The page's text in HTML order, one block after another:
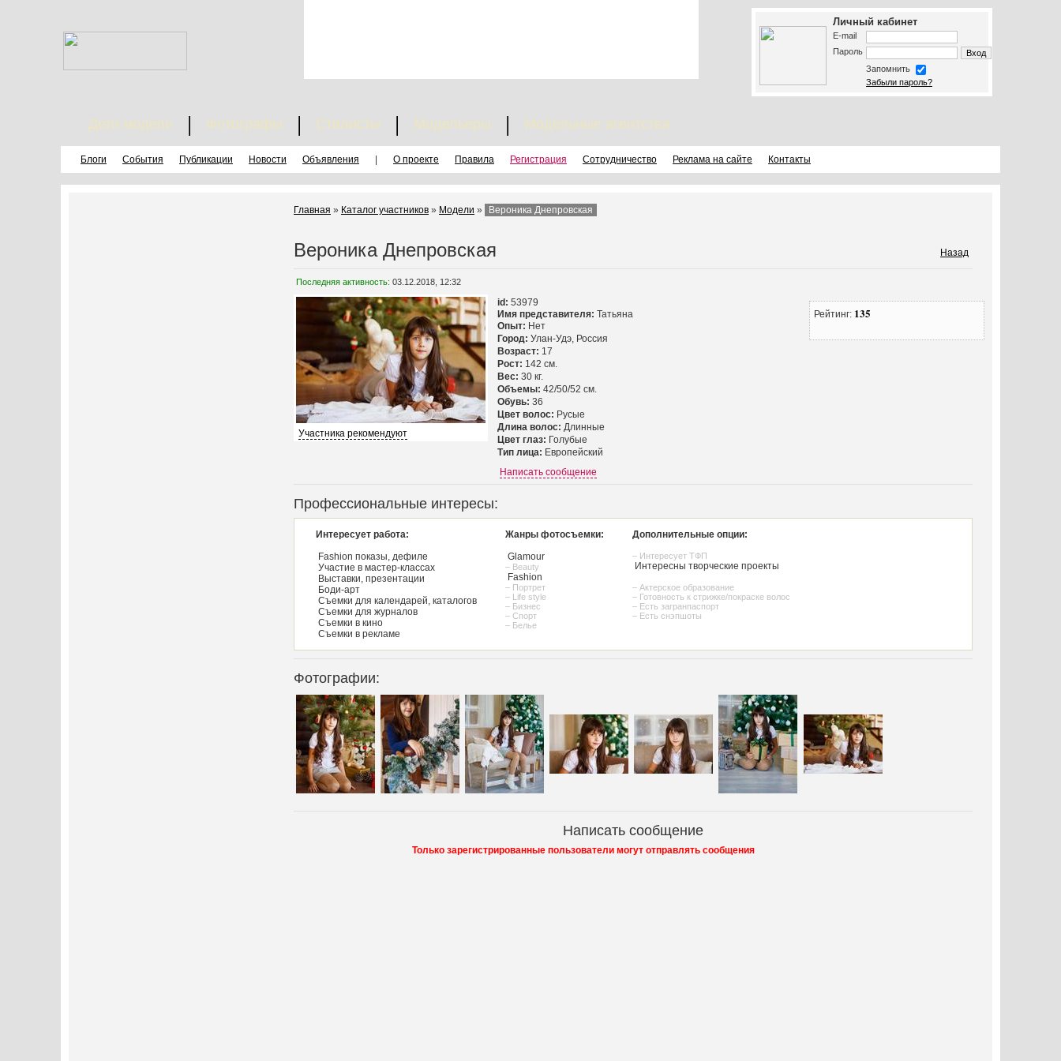
Личный кабинет
E-mail
Пароль
Запомнить
Забыли пароль?
Дети модели Фотографы Стилисты Модельеры Модельные агентства
Блоги События Публикации Новости Объявления О проекте Правила Регистрация Сотрудничество Реклама на сайте Контакты
Главная » Каталог участников » Модели » Вероника Днепровская
Назад
Вероника Днепровская
Рейтинг: 135
Последняя активность: 03.12.2018, 12:32
Участника рекомендуют
id: 53979
Имя представителя: Татьяна
Опыт: Нет
Город: Улан-Удэ, Россия
Возраст: 17
Рост: 142 см.
Вес: 30 кг.
Объемы: 42/50/52 см.
Обувь: 36
Цвет волос: Русые
Длина волос: Длинные
Цвет глаз: Голубые
Тип лица: Европейский
Написать сообщение
Профессиональные интересы:
Интересует работа:
Fashion показы, дефиле
Участие в мастер-классах
Выставки, презентации
Боди-арт
Съемки для календарей, каталогов
Съемки для журналов
Съемки в кино
Съемки в рекламе
Жанры фотосъемки:
Glamour
– Beauty
Fashion
– Портрет
– Life style
– Бизнес
– Спорт
– Белье
Дополнительные опции:
– Интересует ТФП
Интересны творческие проекты
– Актерское образование
– Готовность к стрижке/покраске волос
– Есть загранпаспорт
– Есть снэпшоты
Фотографии:
Написать сообщение
Только зарегистрированные пользователи могут отправлять сообщения